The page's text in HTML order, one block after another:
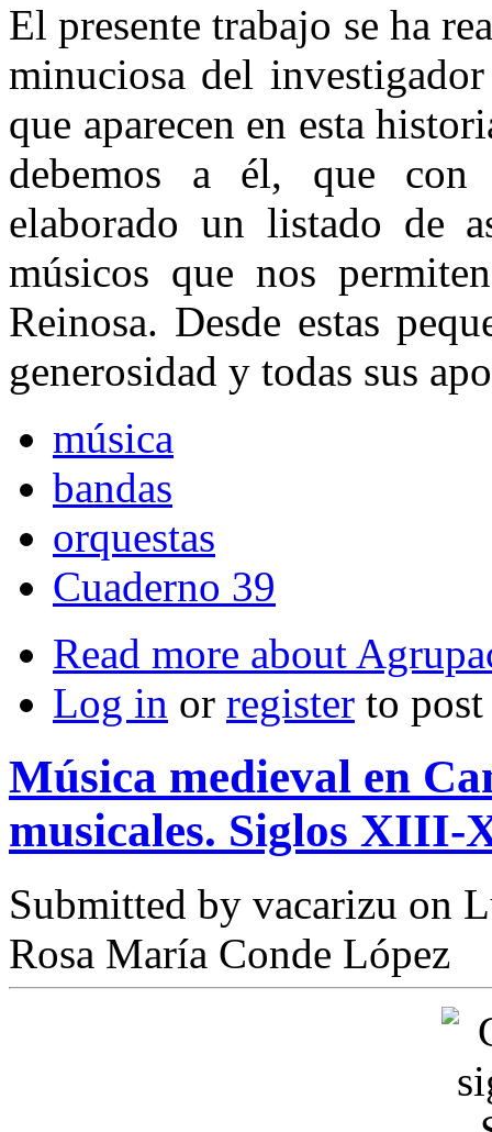
El presente trabajo se ha
minuciosa del
que aparecen en esta
debemos a él, que con
elaborado un listado de
músicos que nos
Reinosa. Desde estas
generosidad y todas sus
música
bandas
orquestas
Cuaderno 39
Read more about
Log in or register to
Música medieval en
musicales. Siglos XIII-
Submitted by vacarizu on
Rosa María Conde López